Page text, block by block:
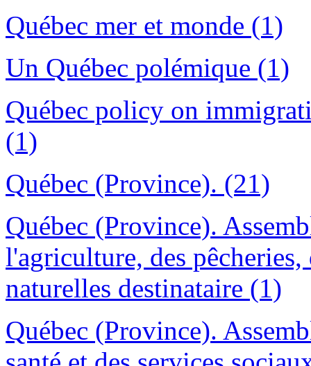
Québec mer et monde (1)
Un Québec polémique (1)
Québec policy on
(1)
Québec (Province). (21)
Québec (Province).
l'agriculture, des pêcheries,
naturelles destinataire (1)
Québec (Province).